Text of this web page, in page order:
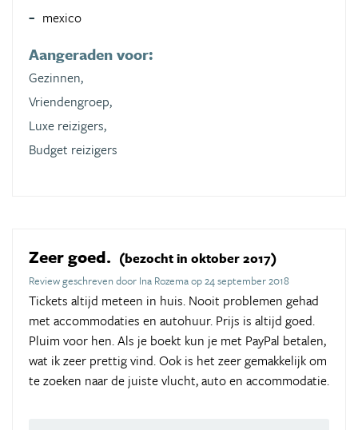
mexico
Aangeraden voor:
Gezinnen,
Vriendengroep,
Luxe reizigers,
Budget reizigers
Zeer goed. (bezocht in oktober 2017)
Review geschreven door Ina Rozema op 24 september 2018
Tickets altijd meteen in huis. Nooit problemen gehad
met accommodaties en autohuur. Prijs is altijd goed.
Pluim voor hen. Als je boekt kun je met PayPal betalen,
wat ik zeer prettig vind. Ook is het zeer gemakkelijk om
te zoeken naar de juiste vlucht, auto en accommodatie.